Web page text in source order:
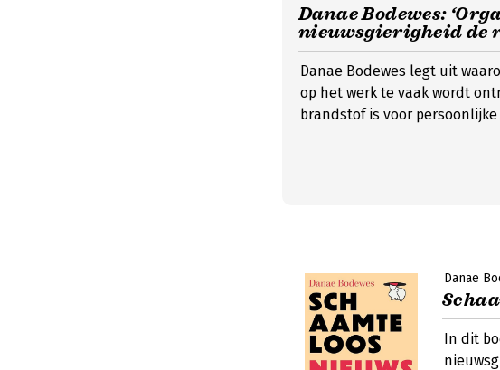
Danae Bodewes:
nieuwsgierigheid de
Danae Bodewes legt uit
op het werk te vaak wordt
brandstof is voor
Danae
In dit